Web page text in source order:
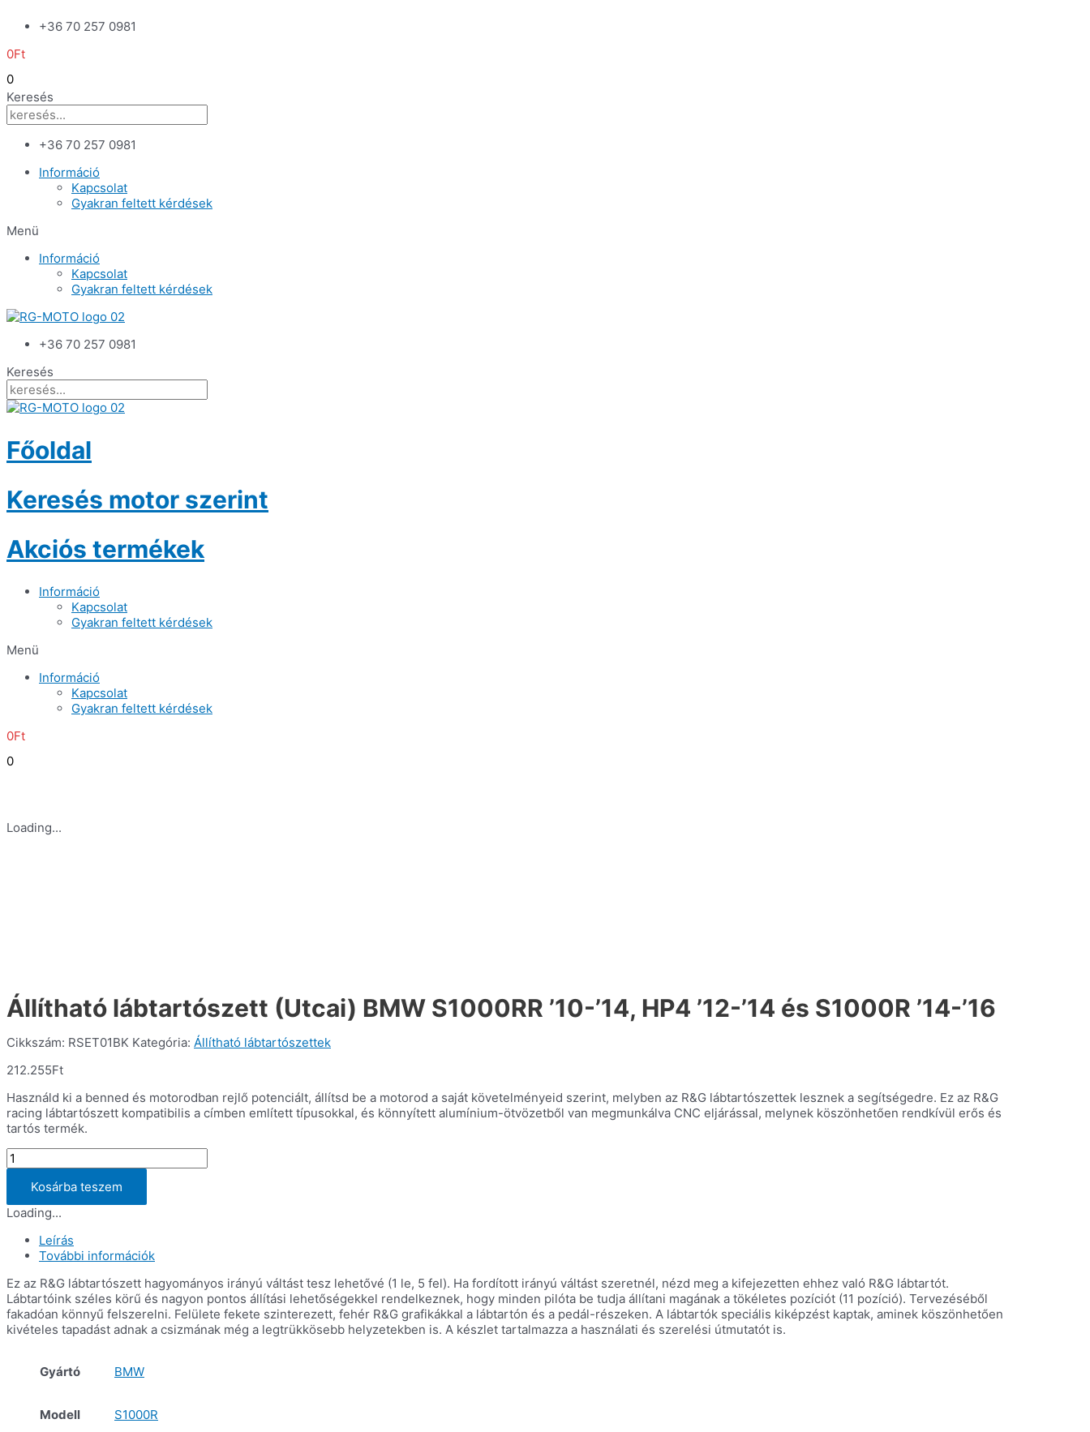
+36 70 257 0981
0Ft
0
Keresés
+36 70 257 0981
Információ
Kapcsolat
Gyakran feltett kérdések
Menü
Információ
Kapcsolat
Gyakran feltett kérdések
+36 70 257 0981
Keresés
Főoldal
Keresés motor szerint
Akciós termékek
Információ
Kapcsolat
Gyakran feltett kérdések
Menü
Információ
Kapcsolat
Gyakran feltett kérdések
0Ft
0
Loading...
Állítható lábtartószett (Utcai) BMW S1000RR ’10-’14, HP4 ’12-’14 és S1000R ’14-’16
Cikkszám: RSET01BK Kategória: Állítható lábtartószettek
212.255Ft
Használd ki a benned és motorodban rejlő potenciált, állítsd be a motorod a saját követelményeid szerint, melyben az R&G lábtartószettek lesznek a segítségedre. Ez az R&G
racing lábtartószett kompatibilis a címben említett típusokkal, és könnyített alumínium-ötvözetből van megmunkálva CNC eljárással, melynek köszönhetően rendkívül erős és
tartós termék.
Állítható
lábtartószett
(Utcai)
BMW
S1000RR
'12-
'14
és
S1000R
mennyiség
Kosárba teszem
Loading...
Leírás
További információk
Ez az R&G lábtartószett hagyományos irányú váltást tesz lehetővé (1 le, 5 fel). Ha fordított irányú váltást szeretnél, nézd meg a kifejezetten ehhez való R&G lábtartót.
Lábtartóink széles körű és nagyon pontos állítási lehetőségekkel rendelkeznek, hogy minden pilóta be tudja állítani magának a tökéletes pozíciót (11 pozíció). Tervezéséből
fakadóan könnyű felszerelni. Felülete fekete szinterezett, fehér R&G grafikákkal a lábtartón és a pedál-részeken. A lábtartók speciális kiképzést kaptak, aminek köszönhetően
kivételes tapadást adnak a csizmának még a legtrükkösebb helyzetekben is. A készlet tartalmazza a használati és szerelési útmutatót is.
Gyártó BMW
Modell S1000R